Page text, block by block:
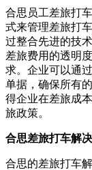
合思员工差旅打
式来管理差旅打
过整合先进的技
差旅费用的透明
求。企业可以通
单据，确保所有
得企业在差旅成
旅政策。
合思差旅打车解
合思的差旅打车